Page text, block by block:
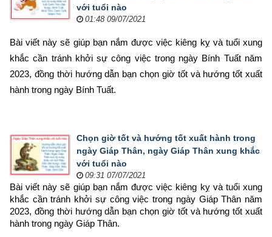
với tuổi nào
01:48 09/07/2021
Bài viết này sẽ giúp bạn nắm được việc kiêng kỵ và tuổi xung
khắc cần tránh khởi sự công việc trong ngày Bính Tuất năm
2023, đồng thời hướng dẫn bạn chọn giờ tốt và hướng tốt xuất
hành trong ngày Bính Tuất.
Chọn giờ tốt và hướng tốt xuất hành trong
ngày Giáp Thân, ngày Giáp Thân xung khắc
với tuổi nào
09:31 07/07/2021
Bài viết này sẽ giúp bạn nắm được việc kiêng kỵ và tuổi xung
khắc cần tránh khởi sự công việc trong ngày Giáp Thân năm
2023, đồng thời hướng dẫn bạn chọn giờ tốt và hướng tốt xuất
hành trong ngày Giáp Thân.